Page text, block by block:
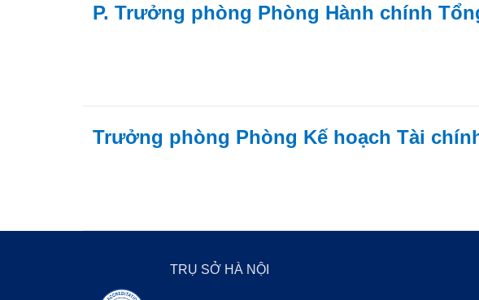
P. Trưởng phòng Phòng Hành chính
Trưởng phòng Phòng Kế hoạch Tài
TRỤ SỞ HÀ NỘI